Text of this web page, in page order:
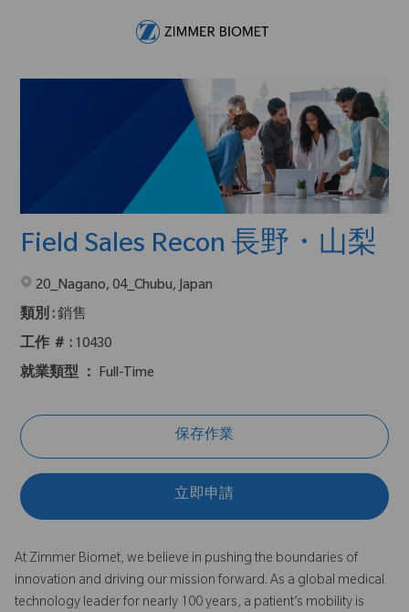
Field Sales Recon 長野・山梨
在2地點提供 :
20_Nagano, 04_Chubu, Japan
類別 :銷售
工作 ＃ : 10430
就業類型 ： Full-Time
保存作業
立即申請
At Zimmer Biomet, we believe in pushing the boundaries of
innovation and driving our mission forward. As a global medical
technology leader for nearly 100 years, a patient’s mobility is